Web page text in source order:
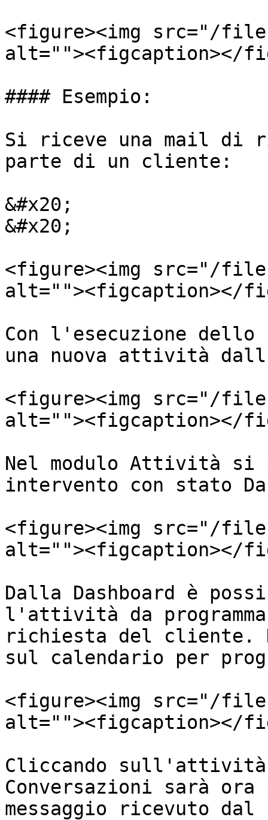
<figure><img src="/
alt=""><figcaption></
#### Esempio:
Si riceve una mail di
parte di un cliente:
&#x20;
&#x20;
<figure><img src="/files/
alt=""><figcaption></
Con l'esecuzione
una nuova attività
<figure><img src="/
alt=""><figcaption></
Nel modulo Attività si
intervento con stato Da
<figure><img src="/
alt=""><figcaption></
Dalla Dashboard è
l'attività da
richiesta del cliente.
sul calendario per
<figure><img src="/files/
alt=""><figcaption></
Cliccando sull'attività
Conversazioni sarà
messaggio ricevuto